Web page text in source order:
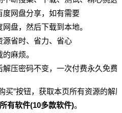
度网盘分享，如有需要
盘，然后下载到本地。
源省时、省力、省心
麻烦。
压密码不变，一次付费永久免费
买”按钮，获取本页所有资源的解
有软件(10多款软件)。